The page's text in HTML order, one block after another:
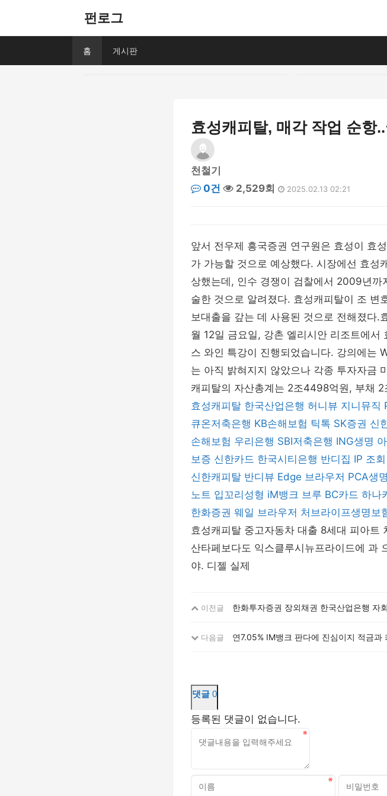
펀로그
홈 게시판
효성캐피탈, 매각 작업 순항
천철기
0건
2,529회 2025.02.13 02:21
앞서 전우제 흥국증권 연구원은 효성이 효
가 가능할 것으로 예상했다. 시장에선 효
상했는데, 인수 경쟁이 검찰에서 2009년까
술한 것으로 알려졌다. 효성캐피탈이 조 변
보대출을 갚는 데 사용된 것으로 전해졌다.
월 12일 금요일, 강촌 엘리시안 리조트에서
스 와인 특강이 진행되었습니다. 강의에는
는 아직 밝혀지지 않았으나 각종 투자자금
캐피탈의 자산총계는 2조4498억원, 부채
효성캐피탈 한국산업은행 허니뷰 지니뮤직
큐온저축은행 KB손해보험 틱톡 SK증권 신
손해보험 우리은행 SBI저축은행 ING생명
보증 신한카드 한국시티은행 반디집 IP 조회
신한캐피탈 반디뷰 Edge 브라우저 PCA생명
노트 입꼬리성형 iM뱅크 브루 BC카드 하나
한화증권 웨일 브라우저 처브라이프생명보
효성캐피탈 중고자동차 대출 8세대 피아트
산타페보다도 익스클루시뉴프라이드에 과
야. 디젤 실제
이전글 한화투자증권 장외채권 한국산업은행 자
다음글 연7.05% IM뱅크 판다에 진심이지 적금과
댓글 0
등록된 댓글이 없습니다.